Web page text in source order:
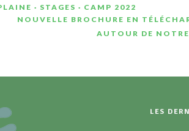
· STAGES · CAMP 2022
NOUVELLE BROCHURE EN
AUTOUR DE
LES